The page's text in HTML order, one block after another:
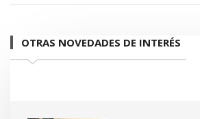
OTRAS NOVEDADES DE INTERÉS